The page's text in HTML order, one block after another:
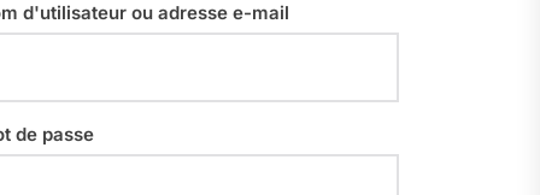
d'utilisateur ou adresse e-mail
de passe